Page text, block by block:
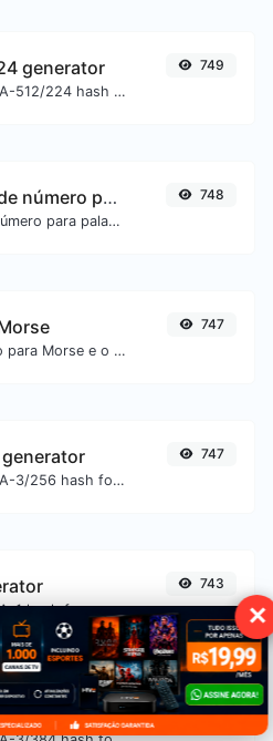
✕
generator
Generate a SHA-512/224 hash for any string input.
749
Conversor de número para palavras
Converta um número para palavras por extenso.
748
Converta texto para Morse e o contrário para qualquer entrada de string.
747
Generate a SHA-3/256 hash for any string input.
747
Generate a SHA-1 hash for any string input.
743
739